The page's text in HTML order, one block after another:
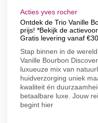
Acties yves rocher
Ontdek de Trio Vanille
prijs! *Bekijk de
Gratis levering vanaf €30
Stap binnen in de
Vanille Bourbon
luxueuze mix van
huidverzorging uniek
kwaliteit én
betaalbare luxe. Jouw
begint hier